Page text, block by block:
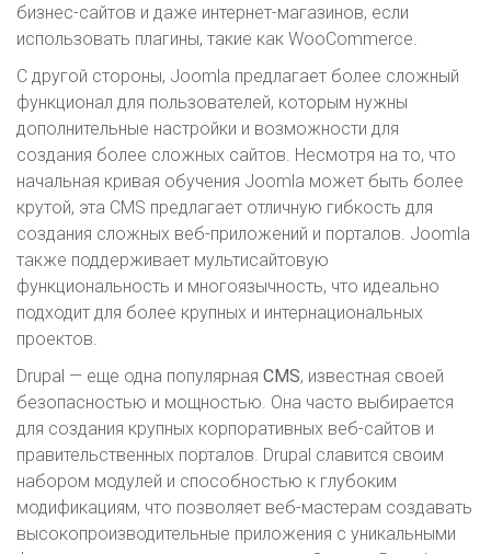
бизнес-сайтов и даже интернет-магазинов, если
использовать плагины, такие как WooCommerce.
С другой стороны, Joomla предлагает более сложный
функционал для пользователей, которым нужны
дополнительные настройки и возможности для
создания более сложных сайтов. Несмотря на то, что
начальная кривая обучения Joomla может быть более
крутой, эта CMS предлагает отличную гибкость для
создания сложных веб-приложений и порталов. Joomla
также поддерживает мультисайтовую
функциональность и многоязычность, что идеально
подходит для более крупных и интернациональных
проектов.
Drupal — еще одна популярная CMS, известная своей
безопасностью и мощностью. Она часто выбирается
для создания крупных корпоративных веб-сайтов и
правительственных порталов. Drupal славится своим
набором модулей и способностью к глубоким
модификациям, что позволяет веб-мастерам создавать
высокопроизводительные приложения с уникальными